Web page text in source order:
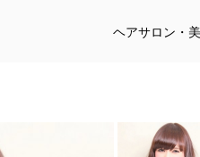
ヘアサロン ・